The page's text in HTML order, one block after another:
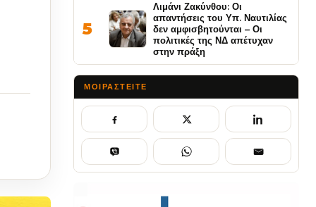
5
Λιμάνι Ζακύνθου: Οι
απαντήσεις του Υπ. Ναυτιλίας
δεν αμφισβητούνται – Οι
πολιτικές της ΝΔ απέτυχαν
στην πράξη
ΜΟΙΡΑΣΤΕΊΤΕ